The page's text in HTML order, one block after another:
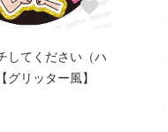
してください（ハ
グリッター風】